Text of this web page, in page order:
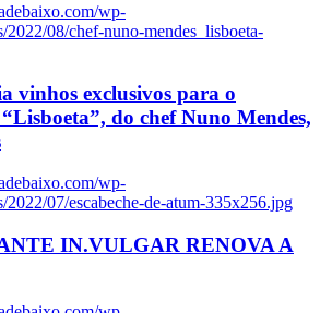
wp-
2022/08/chef-nuno-mendes_lisboeta-
vinhos exclusivos para o
do chef Nuno Mendes,
wp-
2022/07/escabeche-de-atum-335x256.jpg
IN.VULGAR RENOVA A